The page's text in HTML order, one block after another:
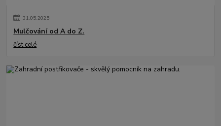
31.05.2025
Mulčování od A do Z.
číst celé